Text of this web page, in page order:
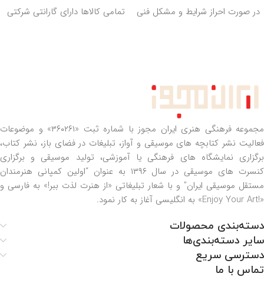
در صورت احراز شرایط و مشکل فنی تمامی کالاها دارای گارانتی شرکتی
مجموعه فرهنگی هنری ایران مجوز با شماره ثبت «۳۶۰۲۶۱» و موضوعات
فعالیت نشر کتابچه های موسیقی و آواز، تبلیغات در فضای باز، نشر کتاب،
برگزاری نمایشگاه های فرهنگی یا آموزشی، تولید موسیقی و برگزاری
کنسرت های موسیقی در سال ۱۳۹۶ به عنوان “اولین کمپانی هنرمندان
مستقل موسیقی ایران” و با شعار تبلیغاتی «از هنرت لذت ببر!» به فارسی و
«!Enjoy Your Art» به انگلیسی آغاز به کار نمود.
دسته‌بندی محصولات
سایر دسته‌بندی‌ها
دسترسی سریع
تماس با ما